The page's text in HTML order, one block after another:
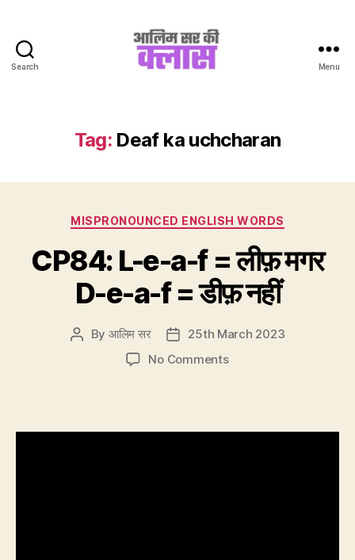
Search
Class
Menu
Tag: Deaf ka uchcharan
Categories
MISPRONOUNCED ENGLISH WORDS
CP84: L-e-a-f = लीफ़ मगर
D-e-a-f = डीफ़ नहीं
Post
By आलिम सर
Post
date
25th March 2023
No Commentson